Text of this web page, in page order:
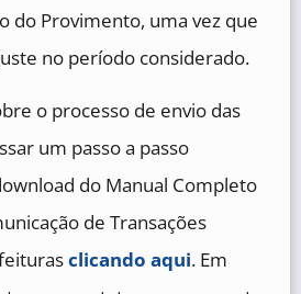
do Provimento, uma vez que
no período considerado.
o processo de envio das
um passo a passo
do Manual Completo
de Transações
clicando aqui. Em